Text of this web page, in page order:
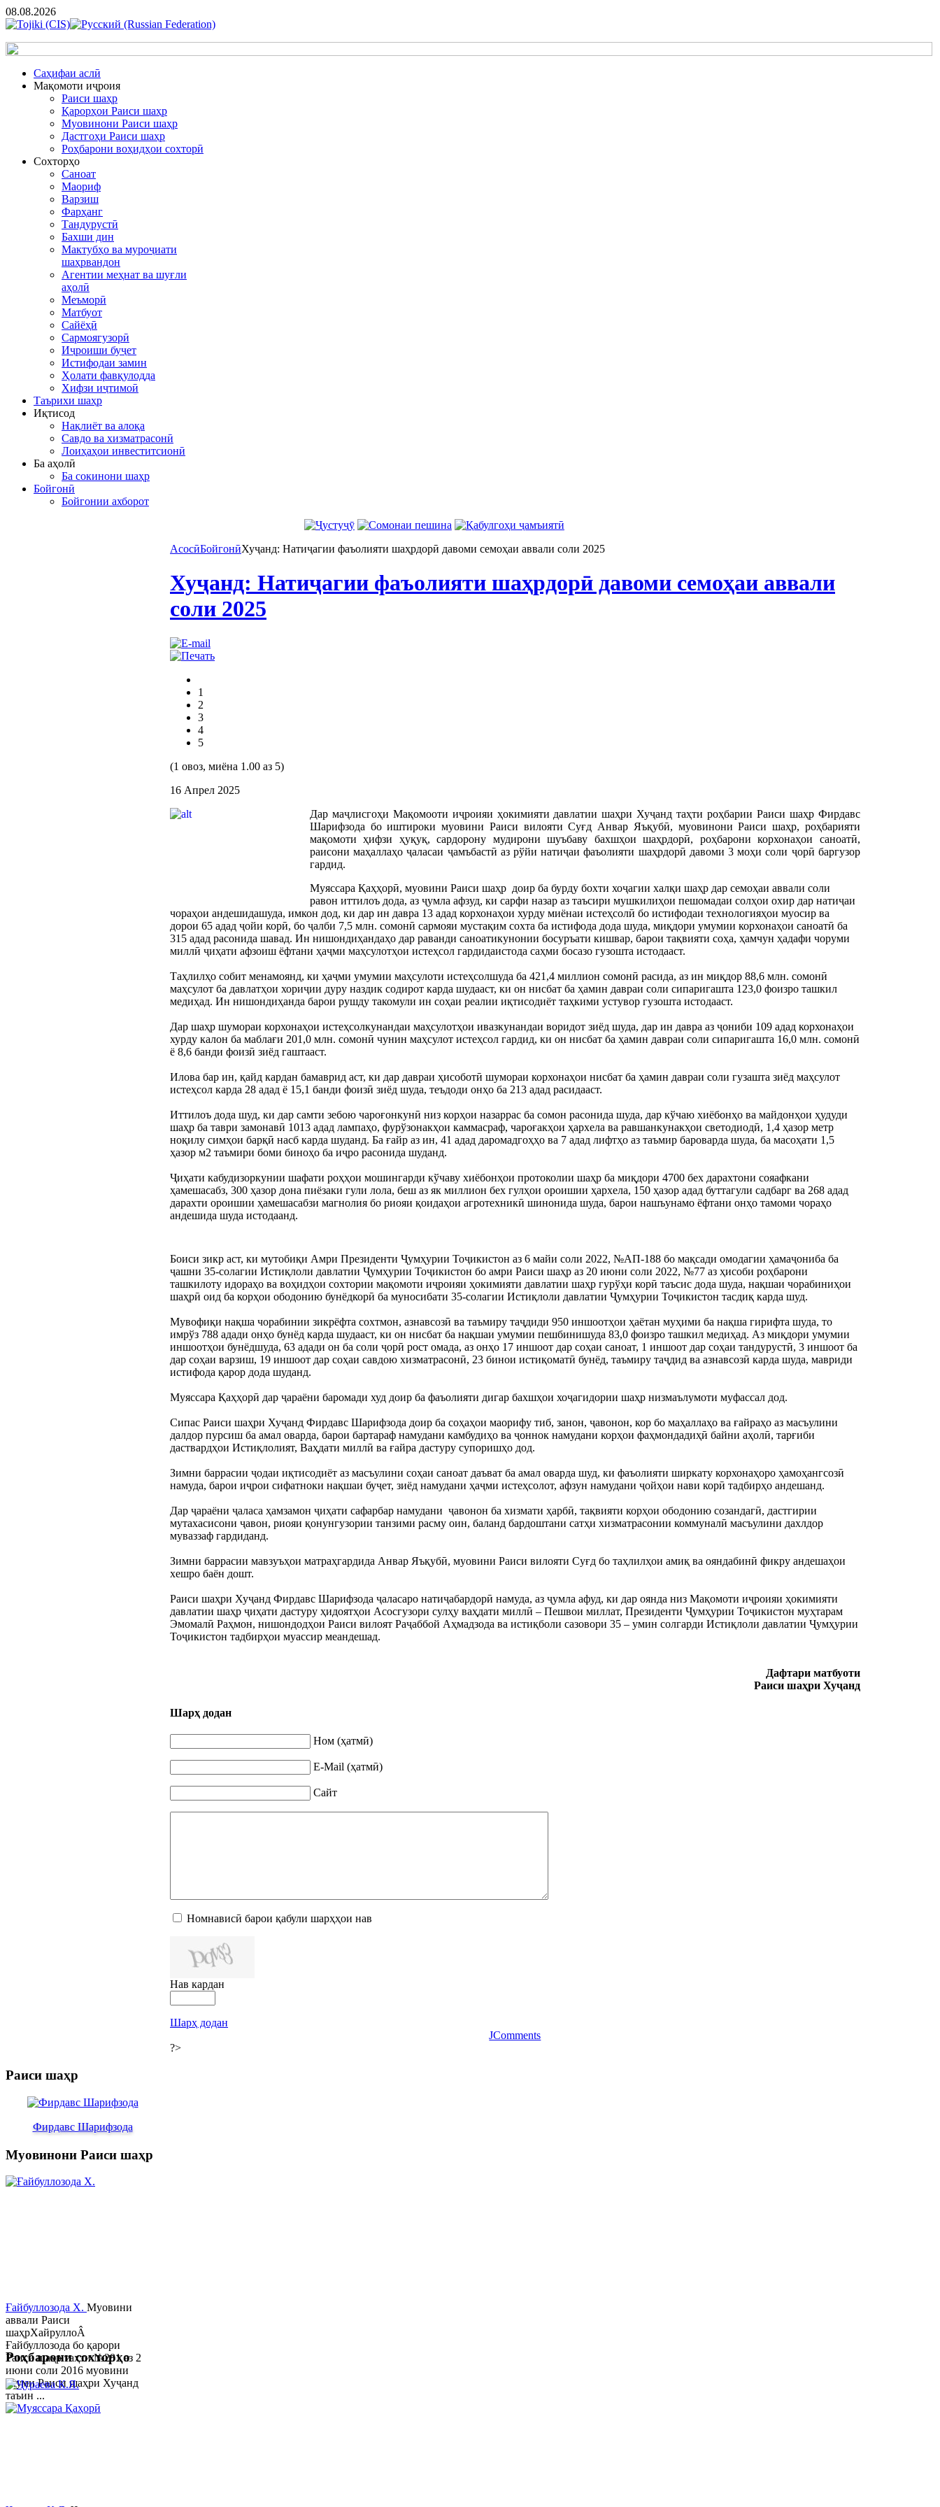
08.08.2026
Cаҳифаи аслӣ
Мақомоти иҷроия
Раиси шаҳр
Қарорҳои Раиси шаҳр
Муовинони Раиси шаҳр
Дастгоҳи Раиси шаҳр
Роҳбарони воҳидҳои сохторӣ
Сохторҳо
Саноат
Маориф
Варзиш
Фарҳанг
Тандурустӣ
Бахши дин
Мактубҳо ва муроҷиати
шаҳрвандон
Агентии меҳнат ва шуғли
аҳолӣ
Меъморӣ
Матбуот
Сайёҳӣ
Сармоягузорӣ
Иҷроиши буҷет
Истифодаи замин
Ҳолати фавқулодда
Хифзи иҷтимоӣ
Таърихи шаҳр
Иқтисод
Нақлиёт ва алоқа
Савдо ва хизматрасонӣ
Лоиҳаҳои инвеститсионӣ
Ба аҳолӣ
Ба сокинони шаҳр
Бойгонӣ
Бойгонии ахборот
АсосӣБойгонӣХуҷанд: Натиҷагии фаъолияти шаҳрдорӣ давоми семоҳаи аввали соли 2025
Хуҷанд: Натиҷагии фаъолияти шаҳрдорӣ давоми семоҳаи аввали
соли 2025
1
2
3
4
5
(1 овоз, миёна 1.00 аз 5)
16 Апрел 2025
Дар маҷлисгоҳи Мақомооти иҷроияи ҳокимияти давлатии шаҳри Хуҷанд таҳти роҳбарии Раиси шаҳр Фирдавс
Шарифзода бо иштироки муовини Раиси вилояти Суғд Анвар Яъқубӣ, муовинони Раиси шаҳр, роҳбарияти
мақомоти ҳифзи ҳуқуқ, сардорону мудирони шуъбаву бахшҳои шаҳрдорӣ, роҳбарони корхонаҳои саноатӣ,
раисони маҳаллаҳо ҷаласаи ҷамъбастӣ аз рўйи натиҷаи фаъолияти шаҳрдорӣ давоми 3 моҳи соли ҷорӣ баргузор
гардид.
Муяссара Қаҳҳорӣ, муовини Раиси шаҳр  доир ба бурду бохти хоҷагии халқи шаҳр дар семоҳаи аввали соли
равон иттилоъ дода, аз ҷумла афзуд, ки сарфи назар аз таъсири мушкилиҳои пешомадаи солҳои охир дар натиҷаи
чораҳои андешидашуда, имкон дод, ки дар ин давра 13 адад корхонаҳои хурду миёнаи истеҳсолӣ бо истифодаи технологияҳои муосир ва
дорои 65 адад ҷойи корӣ, бо ҷалби 7,5 млн. сомонӣ сармояи мустақим сохта ба истифода дода шуда, миқдори умумии корхонаҳои саноатӣ ба
315 адад расонида шавад. Ин нишондиҳандаҳо дар раванди саноатикунонии босуръати кишвар, барои тақвияти соҳа, ҳамчун ҳадафи чоруми
миллӣ ҷиҳати афзоиш ёфтани ҳаҷми маҳсулотҳои истеҳсол гардидаистода саҳми босазо гузошта истодааст.
Таҳлилҳо собит менамоянд, ки ҳаҷми умумии маҳсулоти истеҳсолшуда ба 421,4 миллион сомонӣ расида, аз ин миқдор 88,6 млн. сомонӣ
маҳсулот ба давлатҳои хориҷии дуру наздик содирот карда шудааст, ки он нисбат ба ҳамин давраи соли сипаригашта 123,0 фоизро ташкил
медиҳад. Ин нишондиҳанда барои рушду такомули ин соҳаи реалии иқтисодиёт таҳкими устувор гузошта истодааст.
Дар шаҳр шумораи корхонаҳои истеҳсолкунандаи маҳсулотҳои ивазкунандаи воридот зиёд шуда, дар ин давра аз ҷониби 109 адад корхонаҳои
хурду калон ба маблағи 201,0 млн. сомонӣ чунин маҳсулот истеҳсол гардид, ки он нисбат ба ҳамин давраи соли сипаригашта 16,0 млн. сомонӣ
ё 8,6 банди фоизӣ зиёд гаштааст.
Илова бар ин, қайд кардан бамаврид аст, ки дар давраи ҳисоботӣ шумораи корхонаҳои нисбат ба ҳамин давраи соли гузашта зиёд маҳсулот
истеҳсол карда 28 адад ё 15,1 банди фоизӣ зиёд шуда, теъдоди онҳо ба 213 адад расидааст.
Иттилоъ дода шуд, ки дар самти зебою чароғонкунӣ низ корҳои назаррас ба сомон расонида шуда, дар кўчаю хиёбонҳо ва майдонҳои ҳудуди
шаҳр ба таври замонавӣ 1013 адад лампаҳо, фурўзонакҳои каммасраф, чароғакҳои ҳархела ва равшанкунакҳои светодиодӣ, 1,4 ҳазор метр
ноқилу симҳои барқӣ насб карда шуданд. Ба ғайр аз ин, 41 адад даромадгоҳҳо ва 7 адад лифтҳо аз таъмир бароварда шуда, ба масоҳати 1,5
ҳазор м2 таъмири боми биноҳо ба иҷро расонида шуданд.
Ҷиҳати кабудизоркунии шафати роҳҳои мошингарди кўчаву хиёбонҳои протоколии шаҳр ба миқдори 4700 бех дарахтони сояафкани
ҳамешасабз, 300 ҳазор дона пиёзаки гули лола, беш аз як миллион бех гулҳои ороишии ҳархела, 150 ҳазор адад буттагули садбарг ва 268 адад
дарахти ороишии ҳамешасабзи магнолия бо риояи қоидаҳои агротехникӣ шинонида шуда, барои нашъунамо ёфтани онҳо тамоми чораҳо
андешида шуда истодаанд.
Боиси зикр аст, ки мутобиқи Амри Президенти Ҷумҳурии Тоҷикистон аз 6 майи соли 2022, №АП-188 бо мақсади омодагии ҳамаҷониба ба
ҷашни 35-солагии Истиқлоли давлатии Ҷумҳурии Тоҷикистон бо амри Раиси шаҳр аз 20 июни соли 2022, №77 аз ҳисоби роҳбарони
ташкилоту идораҳо ва воҳидҳои сохтории мақомоти иҷроияи ҳокимияти давлатии шаҳр гурўҳи корӣ таъсис дода шуда, нақшаи чорабиниҳои
шаҳрӣ оид ба корҳои ободонию бунёдкорӣ ба муносибати 35-солагии Истиқлоли давлатии Ҷумҳурии Тоҷикистон тасдиқ карда шуд.
Мувофиқи нақша чорабинии зикрёфта сохтмон, азнавсозӣ ва таъмиру таҷдиди 950 иншоотҳои ҳаётан муҳими ба нақша гирифта шуда, то
имрўз 788 адади онҳо бунёд карда шудааст, ки он нисбат ба нақшаи умумии пешбинишуда 83,0 фоизро ташкил медиҳад. Аз миқдори умумии
иншоотҳои бунёдшуда, 63 адади он ба соли ҷорӣ рост омада, аз онҳо 17 иншоот дар соҳаи саноат, 1 иншоот дар соҳаи тандурустӣ, 3 иншоот ба
дар соҳаи варзиш, 19 иншоот дар соҳаи савдою хизматрасонӣ, 23 бинои истиқоматӣ бунёд, таъмиру таҷдид ва азнавсозӣ карда шуда, мавриди
истифода қарор дода шуданд.
Муяссара Қаҳҳорӣ дар ҷараёни баромади худ доир ба фаъолияти дигар бахшҳои хоҷагидории шаҳр низмаълумоти муфассал дод.
Сипас Раиси шаҳри Хуҷанд Фирдавс Шарифзода доир ба соҳаҳои маорифу тиб, занон, ҷавонон, кор бо маҳаллаҳо ва ғайраҳо аз масъулини
далдор пурсиш ба амал оварда, барои бартараф намудани камбудиҳо ва ҷоннок намудани корҳои фаҳмондадиҳӣ байни аҳолӣ, тарғиби
даствардҳои Истиқлолият, Ваҳдати миллӣ ва ғайра дастуру супоришҳо дод.
Зимни баррасии ҷодаи иқтисодиёт аз масъулини соҳаи саноат даъват ба амал оварда шуд, ки фаъолияти ширкату корхонаҳоро ҳамоҳангсозӣ
намуда, барои иҷрои сифатноки нақшаи буҷет, зиёд намудани ҳаҷми истеҳсолот, афзун намудани ҷойҳои нави корӣ тадбирҳо андешанд.
Дар ҷараёни ҷаласа ҳамзамон ҷиҳати сафарбар намудани  ҷавонон ба хизмати ҳарбӣ, тақвияти корҳои ободонию созандагӣ, дастгирии
мутахасисони ҷавон, риояи қонунгузории танзими расму оин, баланд бардоштани сатҳи хизматрасонии коммуналӣ масъулини дахлдор
муваззаф гардиданд.
Зимни баррасии мавзуъҳои матраҳгардида Анвар Яъқубӣ, муовини Раиси вилояти Суғд бо таҳлилҳои амиқ ва ояндабинӣ фикру андешаҳои
хешро баён дошт.
Раиси шаҳри Хуҷанд Фирдавс Шарифзода ҷаласаро натиҷабардорӣ намуда, аз ҷумла афуд, ки дар оянда низ Мақомоти иҷроияи ҳокимияти
давлатии шаҳр ҷиҳати дастуру ҳидоятҳои Асосгузори сулҳу ваҳдати миллӣ – Пешвои миллат, Президенти Ҷумҳурии Тоҷикистон муҳтарам
Эмомалӣ Раҳмон, нишондодҳои Раиси вилоят Раҷаббой Аҳмадзода ва истиқболи сазовори 35 – умин солгарди Истиқлоли давлатии Ҷумҳурии
Тоҷикистон тадбирҳои муассир меандешад.
Дафтари матбуоти
Раиси шаҳри Хуҷанд
Шарҳ додан
Ном (ҳатмӣ)
E-Mail (ҳатмӣ)
Сайт
Номнависӣ барои қабули шарҳҳои нав
Нав кардан
Шарҳ додан
JComments
?>
Раиси шаҳр
Фирдавс Шарифзода
Муовинони Раиси шаҳр
Ғайбуллозода Х. Муовини
аввали Раиси
шаҳрХайруллоÂ
Ғайбуллозода бо қарори
Раиси шаҳр таҳти №281 аз 2
июни соли 2016 муовини
якуми Раиси шаҳри Хуҷанд
таъин ...
Роҳбарони сохторҳо